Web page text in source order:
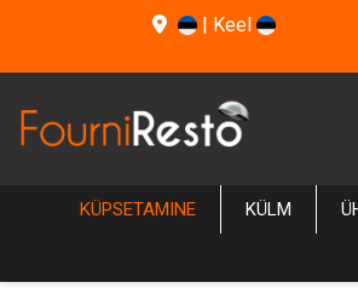
| Keel
KÜPSETAMINE KÜLM